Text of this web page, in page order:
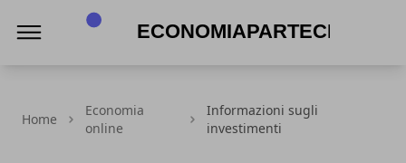
Home
Economia
online
Informazioni sugli
investimenti